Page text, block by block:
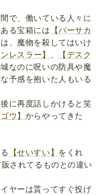
で、働いている人々に
る宝箱には
【バーサカ
、魔物を殺してはいけ
レスラー】 、
【デスク
なのに呪いの防具や魔
予感を抱いた人もいる
に再度話しかけると笑
ウ】 からやってきた
【せいすい】 をくれ
されてるものとの違い
ヤーは貰ってすぐ投げ